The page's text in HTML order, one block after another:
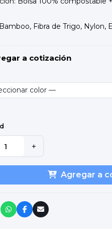
Fibra de Trigo, Nylon,
a cotización
+
Agregar a